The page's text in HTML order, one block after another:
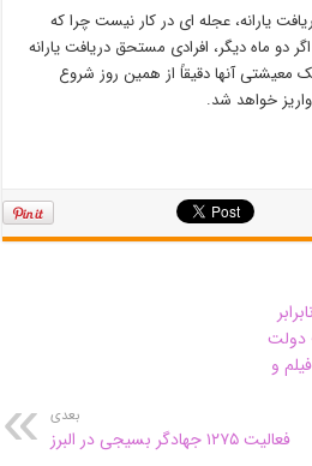
یارانه، عجله ای در کار نیست چرا که
ماه دیگر، افرادی مستحق دریافت یارانه
معیشتی آنها دقیقاً از همین روز شروع
خواهد شد.
دولت
و
بعدی
فعالیت ۱۲۷۵ جهادگر بسیجی در البرز